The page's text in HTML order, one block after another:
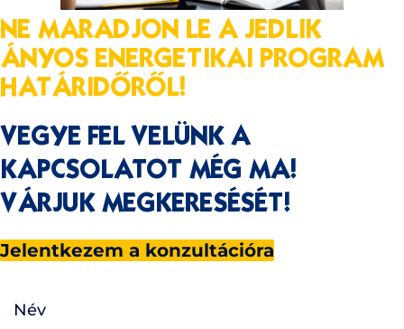
NE MARADJON LE A JEDLIK
ÁNYOS ENERGETIKAI PROGRAM
HATÁRIDŐRŐL!
VEGYE FEL VELÜNK A
KAPCSOLATOT MÉG MA!
VÁRJUK MEGKERESÉSÉT!
Jelentkezem a konzultációra
Név